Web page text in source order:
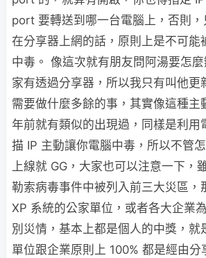
port 要轉送到哪一台電腦上，否則
在分享器上網的話，原則上是不可能
中毒。 像這次就有朋友問阿湯要怎
家有透過分享器，所以我只有叫他
需要做什麼多餘的事，其實像這種主
年前就有類似的出現過，同樣是利用
描 IP 主動讓你電腦中毒，所以不管
上線就 GG，大家也可以注意一下，
勒索病毒事件中被列入前三大災區，
XP 系統的公家單位，或者各大企業
別災情，基本上都是個人的中獎，就
單位跟企業原則上 100% 都是經由